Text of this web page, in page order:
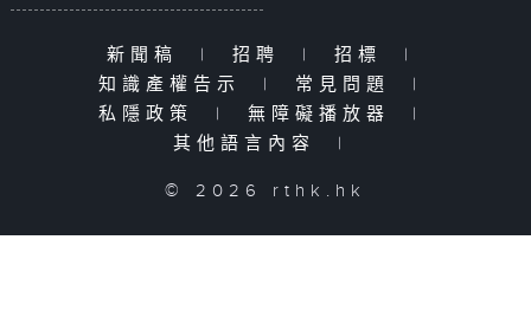
新聞稿 | 招聘 | 招標
|
知識產權告示
| 常見問題
|
私隱政策
| 無障礙播放器
|
其他語言內容
|
© 2026 rthk.hk